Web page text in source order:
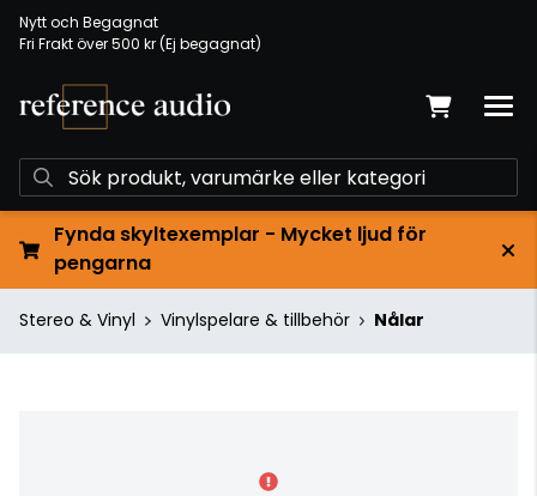
Nytt och Begagnat
Fri Frakt över 500 kr (Ej begagnat)
Fynda skyltexemplar - Mycket ljud för
pengarna
Stereo & Vinyl Vinylspelare & tillbehör Nålar